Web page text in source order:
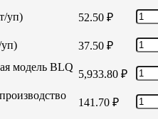
уп) 52.50 ₽
37.50 ₽
модель BLQ
5,933.80 ₽
141.70 ₽